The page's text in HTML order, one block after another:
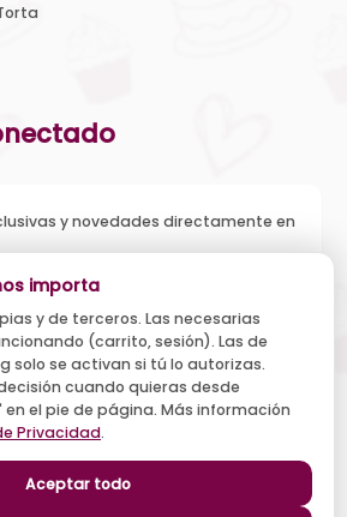
y novedades directamente en
y ofertas, y el tratamiento de mi
de Privacidad . Puedo darme de baja
Suscribirse
importa
y de terceros. Las necesarias
(carrito, sesión). Las de
solo se activan si tú lo autorizas.
cuando quieras desde
el pie de página. Más información
Privacidad.
Aceptar todo